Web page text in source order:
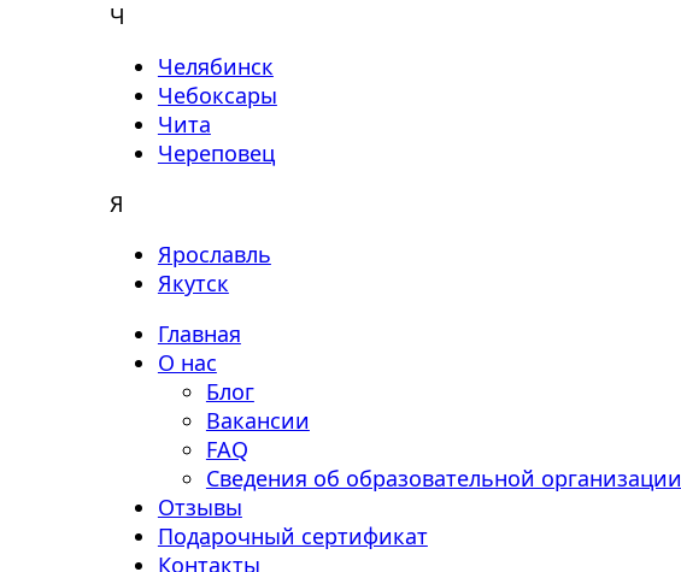
Ч
Челябинск
Чебоксары
Чита
Череповец
Я
Ярославль
Якутск
Главная
О нас
Блог
Вакансии
FAQ
Сведения об образовательной организации
Отзывы
Подарочный сертификат
Контакты